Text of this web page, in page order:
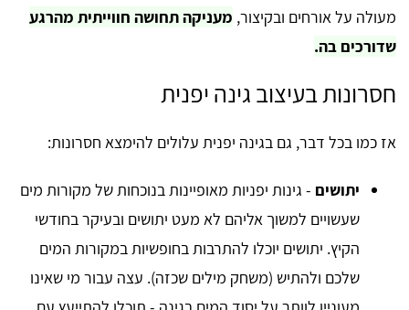
מעולה על אורחים ובקיצור, מעניקה תחושה חווייתית מהרגע
שדורכים בה.
חסרונות בעיצוב גינה יפנית
אז כמו בכל דבר, גם בגינה יפנית עלולים להימצא חסרונות:
יתושים - גינות יפניות מאופיינות בנוכחות של מקורות מים
שעשויים למשוך אליהם לא מעט יתושים ובעיקר בחודשי
הקיץ. יתושים יוכלו להתרבות בחופשיות במקורות המים
שלכם ולהתיש (משחק מילים שכזה). עצה עבור מי שאינו